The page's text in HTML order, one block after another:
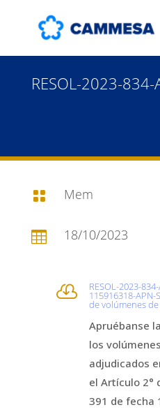
RESOL-2023-834-
 Mem
 18/10/2023
 RESOL-2023-
115916318-APN-
de volúmenes
Apruébanse
los
adjudicados
el Artículo 2°
391 de fecha